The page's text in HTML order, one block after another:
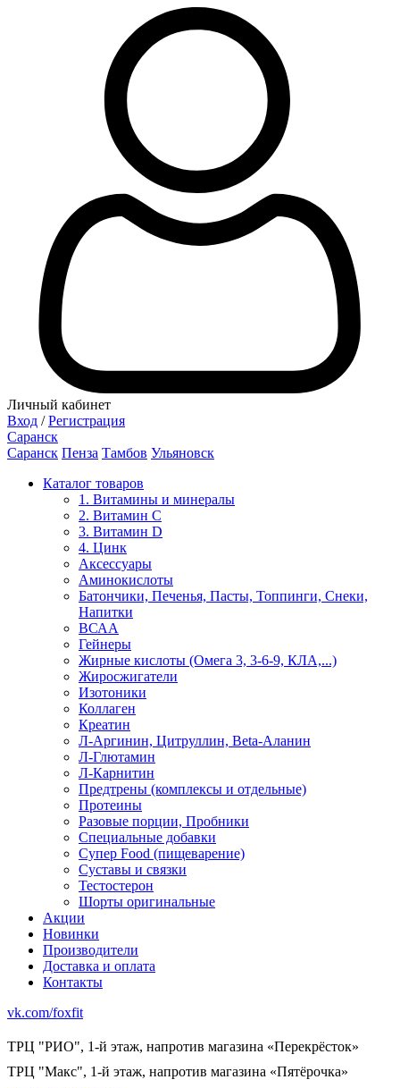
Личный кабинет
Вход / Регистрация
Саранск
Саранск Пенза Тамбов Ульяновск
Каталог товаров
1. Витамины и минералы
2. Витамин С
3. Витамин D
4. Цинк
Аксессуары
Аминокислоты
Батончики, Печенья, Пасты, Топпинги, Снеки,
Напитки
ВСАА
Гейнеры
Жирные кислоты (Омега 3, 3-6-9, КЛА,...)
Жиросжигатели
Изотоники
Коллаген
Креатин
Л-Аргинин, Цитруллин, Beta-Аланин
Л-Глютамин
Л-Карнитин
Предтрены (комплексы и отдельные)
Протеины
Разовые порции, Пробники
Специальные добавки
Супер Food (пищеварение)
Суставы и связки
Тестостерон
Шорты оригинальные
Акции
Новинки
Производители
Доставка и оплата
Контакты
vk.com/foxfit
ТРЦ "РИО", 1-й этаж, напротив магазина «Перекрёсток»
ТРЦ "Макс", 1-й этаж, напротив магазина «Пятёрочка»